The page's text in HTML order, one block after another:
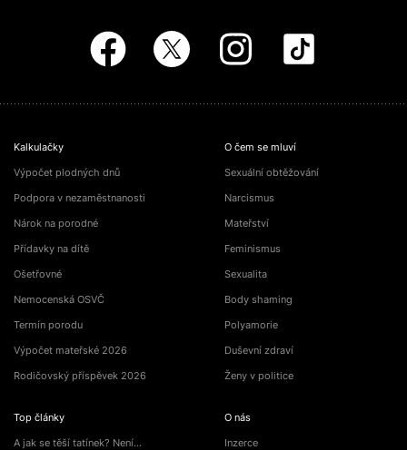
Kalkulačky
Výpočet plodných dnů
Podpora v nezaměstnanosti
Nárok na porodné
Přídavky na dítě
Ošetřovné
Nemocenská OSVČ
Termín porodu
Výpočet mateřské 2026
Rodičovský příspěvek 2026
Top články
A jak se těší tatínek? Není…
O čem se mluví
Sexuální obtěžování
Narcismus
Mateřství
Feminismus
Sexualita
Body shaming
Polyamorie
Duševní zdraví
Ženy v politice
O nás
Inzerce